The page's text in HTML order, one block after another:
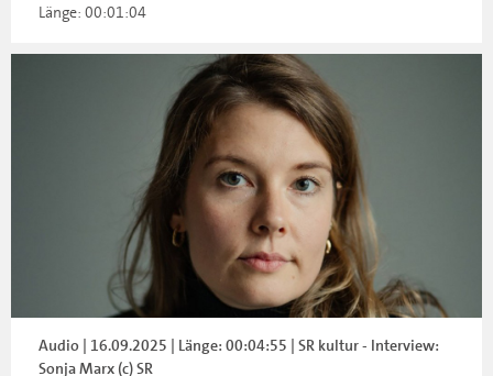
Länge: 00:01:04
Audio | 16.09.2025 | Länge: 00:04:55 | SR kultur - Interview:
Sonja Marx (c) SR